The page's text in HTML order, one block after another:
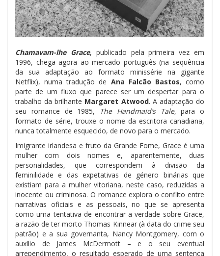
Chamavam-lhe Grace, publicado pela primeira vez em
1996, chega agora ao mercado português (na sequência
da sua adaptação ao formato minissérie na gigante
Netflix), numa tradução de Ana Falcão Bastos, como
parte de um fluxo que parece ser um despertar para o
trabalho da brilhante Margaret Atwood. A adaptação do
seu romance de 1985,
The Handmaid’s Tale, para o
formato de série, trouxe o nome da escritora canadiana,
nunca totalmente esquecido, de novo para o mercado.
Imigrante irlandesa e fruto da Grande Fome, Grace é uma
mulher com dois nomes e, aparentemente, duas
personalidades, que correspondem à divisão da
feminilidade e das expetativas de género binárias que
existiam para a mulher vitoriana, neste caso, reduzidas a
inocente ou criminosa. O romance explora o conflito entre
narrativas oficiais e as pessoais, no que se apresenta
como uma tentativa de encontrar a verdade sobre Grace,
a razão de ter morto Thomas Kinnear (à data do crime seu
patrão) e a sua governanta, Nancy Montgomery, com o
auxílio de James McDermott – e o seu eventual
arrependimento, o resultado esperado de uma sentença